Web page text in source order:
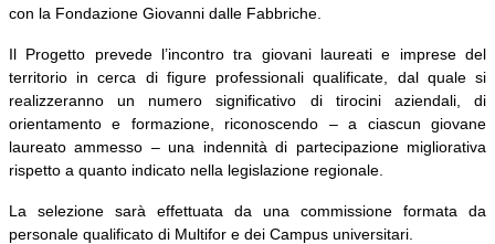
con la Fondazione Giovanni dalle Fabbriche.
Il Progetto prevede l’incontro tra giovani laureati e imprese del
territorio in cerca di figure professionali qualificate, dal quale si
realizzeranno un numero significativo di tirocini aziendali, di
orientamento e formazione, riconoscendo – a ciascun giovane
laureato ammesso – una indennità di partecipazione migliorativa
rispetto a quanto indicato nella legislazione regionale.
La selezione sarà effettuata da una commissione formata da
personale qualificato di Multifor e dei Campus universitari.